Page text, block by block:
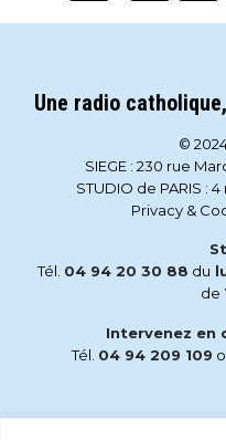
Une radio
©
SIEGE : 230 rue
STUDIO de PARIS :
Privacy &
Tél. 04 94 20 30 88 du
de
Intervenez en
Tél. 04 94 209 109